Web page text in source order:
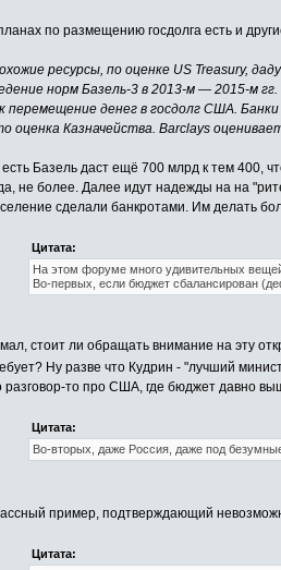
по размещению госдолга есть и
ресурсы, по оценке US Treasury,
норм Базель-3 в 2013-м — 2015-м
перемещение денег в госдолг США.
оценка Казначейства. Barclays
есть Базель даст ещё 700 млрд к тем 400,
не более. Далее идут надежды на на
сделали банкротами. Им делать
Цитата:
На этом форуме много удивительных
Во-первых, если бюджет сбалансирован
стоит ли обращать внимание на эту
Ну разве что Кудрин - "лучший
разговор-то про США, где бюджет давно
Цитата:
Во-вторых, даже Россия, даже под
пример, подтверждающий
Цитата: